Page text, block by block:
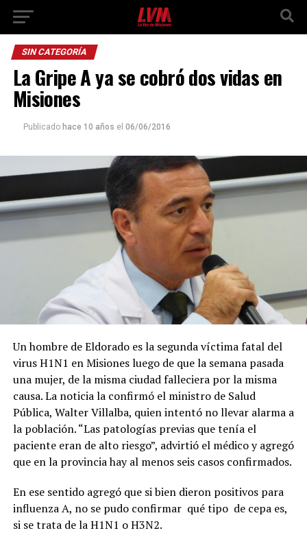
SIN CATEGORÍA
La Gripe A ya se cobró dos vidas en
Misiones
Publicado hace 10 años el 06/06/2016
Un hombre de Eldorado es la segunda víctima fatal del
virus H1N1 en Misiones luego de que la semana pasada
una mujer, de la misma ciudad falleciera por la misma
causa. La noticia la confirmó el ministro de Salud
Pública, Walter Villalba, quien intentó no llevar alarma a
la población. “Las patologías previas que tenía el
paciente eran de alto riesgo”, advirtió el médico y agregó
que en la provincia hay al menos seis casos confirmados.
En ese sentido agregó que si bien dieron positivos para
influenza A, no se pudo confirmar qué tipo de cepa es,
si se trata de la H1N1 o H3N2.